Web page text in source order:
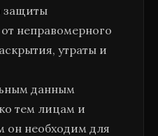
защиты
неправомерного
утраты и
данным
тем лицам и
он необходим для